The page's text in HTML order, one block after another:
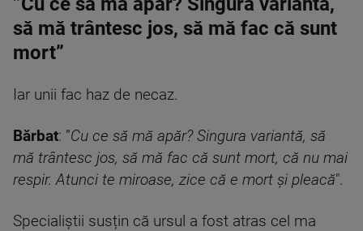
să mă trântesc jos, să mă fac că sunt
mort”
Iar unii fac haz de necaz.
Bărbat: ”Cu ce să mă apăr? Singura variantă, să
mă trântesc jos, să mă fac că sunt mort, că nu mai
respir. Atunci te miroase, zice că e mort și pleacă".
Specialiștii susțin că ursul a fost atras cel ma